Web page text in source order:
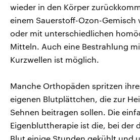
wieder in den Körper
einem Sauerstoff-Ozon-Gemisch
oder mit unterschiedlichen
Mitteln. Auch eine Bestrahlung
Kurzwellen ist möglich.
Manche Orthopäden spritzen
eigenen Blutplättchen, die zur
Sehnen beitragen sollen. Die
Eigenbluttherapie ist die, bei der